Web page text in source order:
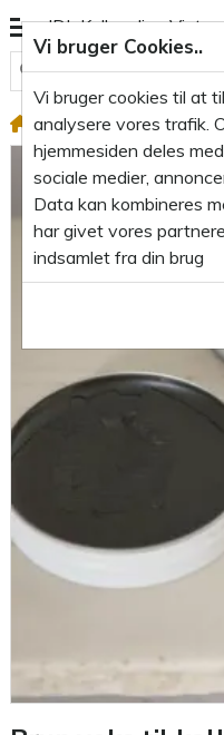
JDL Kalkmaling
Kalkmaling Voks
Vi bruger Cookies..
Vi bruger cookies til at
analysere vores trafik.
hjemmesiden deles
sociale medier,
Data kan kombineres
har givet vores
indsamlet fra din brug